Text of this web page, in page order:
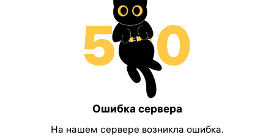
Ошибка сервера
На нашем сервере возникла ошибка.